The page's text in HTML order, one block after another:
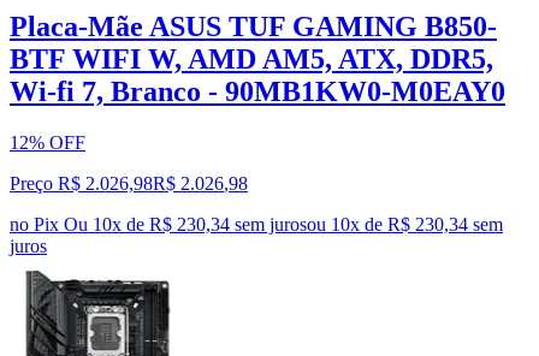
Placa-Mãe ASUS TUF GAMING B850-
BTF WIFI W, AMD AM5, ATX, DDR5,
Wi-fi 7, Branco - 90MB1KW0-M0EAY0
12% OFF
Preço R$ 2.026,98R$ 2.026,98
no Pix Ou 10x de R$ 230,34 sem jurosou 10x de R$ 230,34 sem
juros